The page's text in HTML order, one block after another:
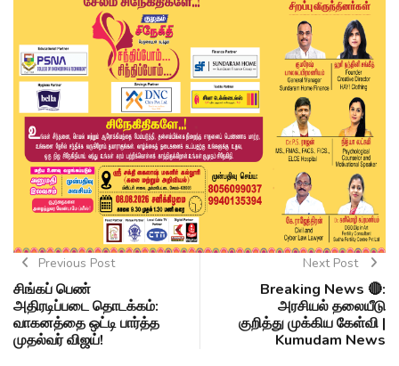
Previous Post
சிங்கப் பெண்
அதிரடிப்படை தொடக்கம்:
வாகனத்தை ஒட்டி பார்த்த
முதல்வர் விஜய்!
Next Post
Breaking News 🔴:
அரசியல் தலையீடு
குறித்து முக்கிய கேள்வி |
Kumudam News